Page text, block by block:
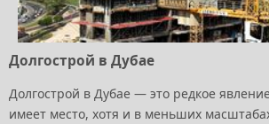
Долгострой в Дубае
Долгострой в Дубае — это редкое
имеет место, хотя и в меньших